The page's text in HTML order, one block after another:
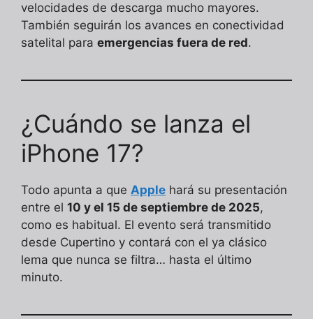
velocidades de descarga mucho mayores.
También seguirán los avances en conectividad
satelital para emergencias fuera de red.
¿Cuándo se lanza el
iPhone 17?
Todo apunta a que Apple hará su presentación
entre el 10 y el 15 de septiembre de 2025,
como es habitual. El evento será transmitido
desde Cupertino y contará con el ya clásico
lema que nunca se filtra… hasta el último
minuto.